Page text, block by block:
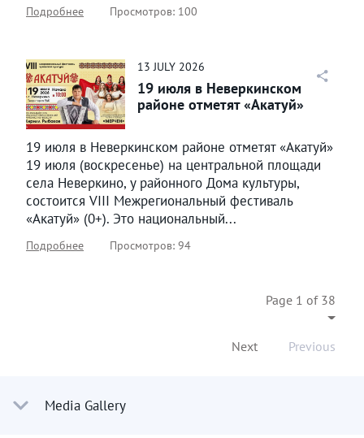
Подробнее Просмотров: 100
13 JULY 2026
19 июля в Неверкинском
районе отметят «Акатуй»
19 июля в Неверкинском районе отметят «Акатуй»
19 июля (воскресенье) на центральной площади
села Неверкино, у районного Дома культуры,
состоится VIII Межрегиональный фестиваль
«Акатуй» (0+). Это национальный...
Подробнее Просмотров: 94
Page 1 of 38
Previous
Next
Media Gallery